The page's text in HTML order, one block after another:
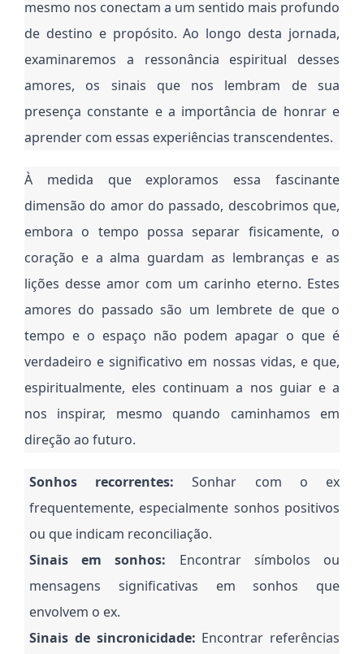
mesmo nos conectam a um sentido mais profundo
de destino e propósito. Ao longo desta jornada,
examinaremos a ressonância espiritual desses
amores, os sinais que nos lembram de sua
presença constante e a importância de honrar e
aprender com essas experiências transcendentes.
À medida que exploramos essa fascinante
dimensão do amor do passado, descobrimos que,
embora o tempo possa separar fisicamente, o
coração e a alma guardam as lembranças e as
lições desse amor com um carinho eterno. Estes
amores do passado são um lembrete de que o
tempo e o espaço não podem apagar o que é
verdadeiro e significativo em nossas vidas, e que,
espiritualmente, eles continuam a nos guiar e a
nos inspirar, mesmo quando caminhamos em
direção ao futuro.
Sonhos recorrentes: Sonhar com o ex
frequentemente, especialmente sonhos positivos
ou que indicam reconciliação.
Sinais em sonhos: Encontrar símbolos ou
mensagens significativas em sonhos que
envolvem o ex.
Sinais de sincronicidade: Encontrar referências